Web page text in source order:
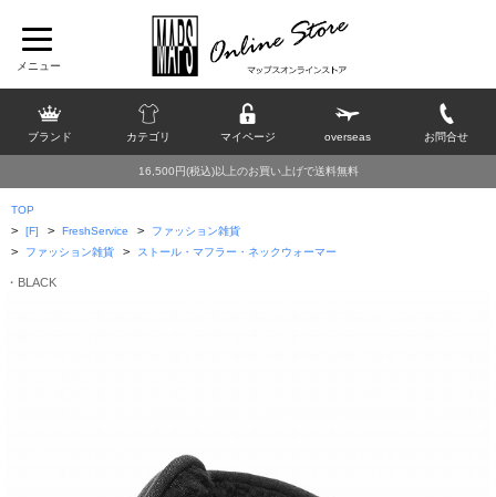
ブランド カテゴリ マイページ overseas お問合せ
16,500円(税込)以上のお買い上げで送料無料
TOP
> [F] > FreshService > ファッション雑貨
> ファッション雑貨 > ストール・マフラー・ネックウォーマー
・BLACK